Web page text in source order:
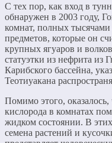
С тех пор, как вход в
обнаружен в 2003 году,
комнат, полных
предметов, которые он
крупных ягуаров и
статуэтки из нефрита из
Карибского бассейна,
Теотиуакана
Помимо этого, оказалось,
кислорода в комнатах
жидком состоянии. В
семена растений и